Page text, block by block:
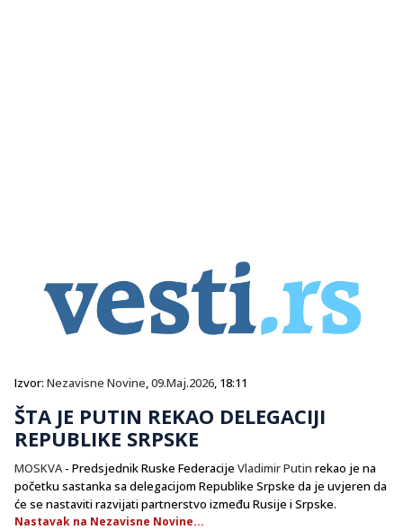
Izvor: Nezavisne Novine,09.Maj.2026, 18:11
ŠTA JE PUTIN REKAO DELEGACIJI
REPUBLIKE SRPSKE
MOSKVA- Predsjednik Ruske Federacije Vladimir Putin rekao je na
početku sastanka sa delegacijom Republike Srpske da je uvjeren da
će se nastaviti razvijati partnerstvo između Rusije i Srpske.
Nastavak na Nezavisne Novine...